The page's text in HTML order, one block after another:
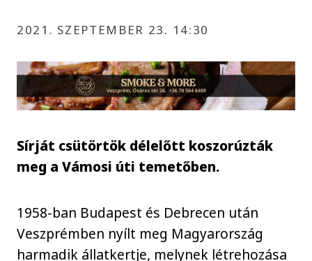
2021. SZEPTEMBER 23. 14:30
Sírját csütörtök délelőtt koszorúzták
meg a Vámosi úti temetőben.
1958-ban Budapest és Debrecen után
Veszprémben nyílt meg Magyarország
harmadik állatkertje, melynek létrehozása